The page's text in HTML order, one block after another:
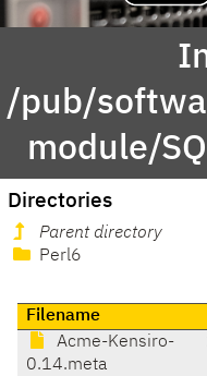
/pub/
module/
Directories
Parent directory
Perl6
Filename
Acme-Kensiro-
0.14.meta